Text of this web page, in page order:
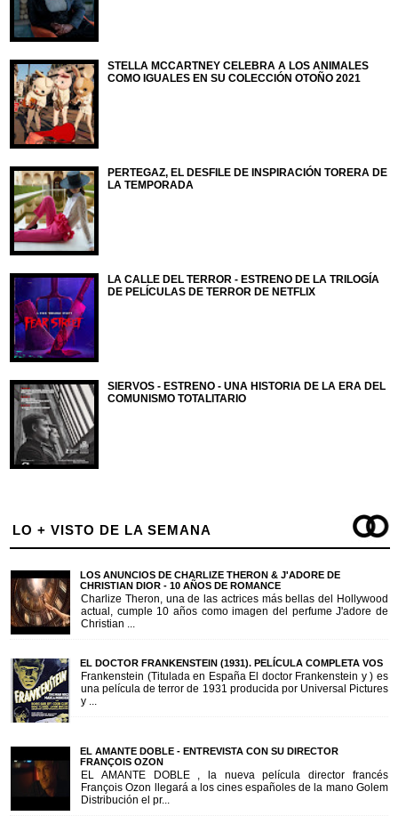
STELLA MCCARTNEY CELEBRA A LOS ANIMALES
COMO IGUALES EN SU COLECCIÓN OTOÑO 2021
PERTEGAZ, EL DESFILE DE INSPIRACIÓN TORERA DE
LA TEMPORADA
LA CALLE DEL TERROR - ESTRENO DE LA TRILOGÍA
DE PELÍCULAS DE TERROR DE NETFLIX
SIERVOS - ESTRENO - UNA HISTORIA DE LA ERA DEL
COMUNISMO TOTALITARIO
LO + VISTO DE LA SEMANA
LOS ANUNCIOS DE CHARLIZE THERON & J'ADORE DE
CHRISTIAN DIOR - 10 AÑOS DE ROMANCE
Charlize Theron, una de las actrices más bellas del Hollywood
actual, cumple 10 años como imagen del perfume J'adore de
Christian ...
EL DOCTOR FRANKENSTEIN (1931). PELÍCULA COMPLETA VOS
Frankenstein (Titulada en España El doctor Frankenstein y ) es
una película de terror de 1931 producida por Universal Pictures
y ...
EL AMANTE DOBLE - ENTREVISTA CON SU DIRECTOR
FRANÇOIS OZON
EL AMANTE DOBLE , la nueva película director francés
François Ozon llegará a los cines españoles de la mano Golem
Distribución el pr...